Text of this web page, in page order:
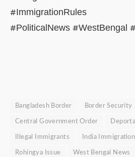
#ImmigrationRules
#PoliticalNews #WestBengal
Bangladesh Border Border Security
Central Government Order
Illegal Immigrants India
Rohingya Issue West Bengal News